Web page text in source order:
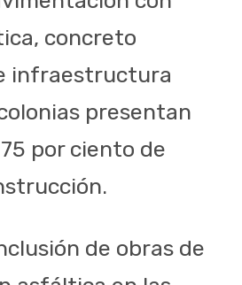
concreto
infraestructura
presentan
por ciento de
de obras de